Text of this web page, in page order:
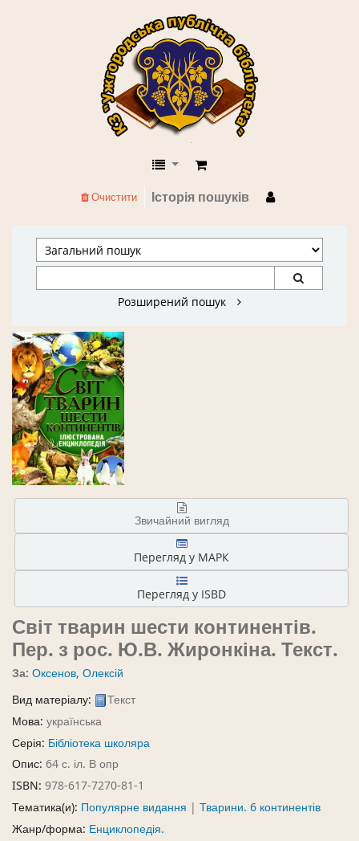
КЗ "Ужгородська публічна
Історія пошуків
Очистити
Розширений пошук
Звичайний вигляд
Перегляд у МАРК
Перегляд у ISBD
Світ тварин шести континентів.
Пер. з рос. Ю.В. Жиронкіна.Текст.
За: Оксенов, Олексій
Вид матеріалу:
Текст
Мова: українська
Серія: Бібліотека школяра
Опис: 64 с. іл. В опр
ISBN: 978-617-7270-81-1
Тематика(и): Популярне видання | Тварини. 6 континентів
Жанр/форма: Енциклопедія.